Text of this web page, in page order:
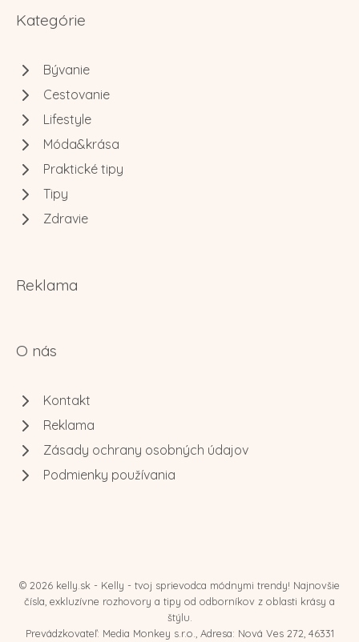
Kategórie
Bývanie
Cestovanie
Lifestyle
Móda&krása
Praktické tipy
Tipy
Zdravie
Reklama
O nás
Kontakt
Reklama
Zásady ochrany osobných údajov
Podmienky používania
© 2026 kelly.sk - Kelly - tvoj sprievodca módnymi trendy! Najnovšie
čísla, exkluzívne rozhovory a tipy od odborníkov z oblasti krásy a
štýlu.
Prevádzkovateľ: Media Monkey s.r.o., Adresa: Nová Ves 272, 46331